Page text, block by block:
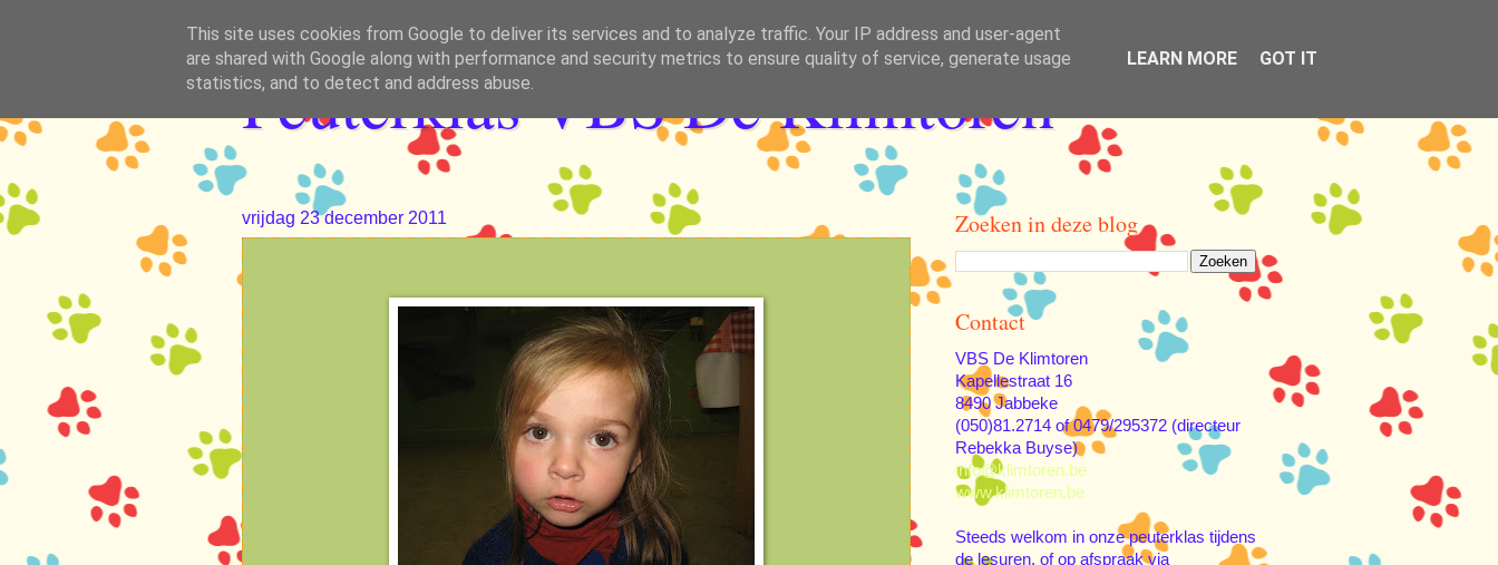
Peuterklas VBS De Klimtoren
vrijdag 23 december 2011 Zoeken in deze blog
Contact
VBS De Klimtoren
Kapellestraat 16
8490 Jabbeke
(050)81.2714 of 0479/295372 (directeur
Rebekka Buyse)
info@klimtoren.be
www.klimtoren.be
Steeds welkom in onze peuterklas tijdens
de lesuren, of op afspraak via
This site uses cookies from Google to deliver its services and to analyze traffic. Your IP address and user-agent
are shared with Google along with performance and security metrics to ensure quality of service, generate usage
statistics, and to detect and address abuse.
LEARN MORE GOT IT